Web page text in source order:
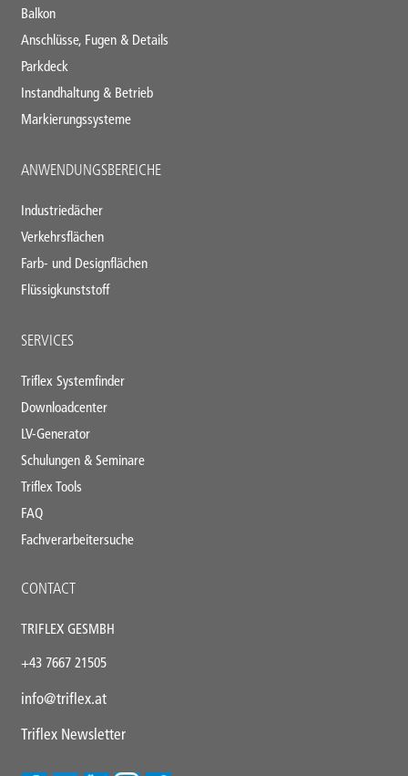
Balkon
Anschlüsse, Fugen & Details
Parkdeck
Instandhaltung & Betrieb
Markierungssysteme
ANWENDUNGSBEREICHE
Industriedächer
Verkehrsflächen
Farb- und Designflächen
Flüssigkunststoff
SERVICES
Triflex Systemfinder
Downloadcenter
LV-Generator
Schulungen & Seminare
Triflex Tools
FAQ
Fachverarbeitersuche
CONTACT
TRIFLEX GESMBH
+43 7667 21505
info@triflex.at
Triflex Newsletter